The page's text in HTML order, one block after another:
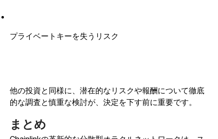
プライベートキーを失うリスク
他の投資と同様に、潜在的なリスクや報酬について徹底
的な調査と慎重な検討が、決定を下す前に重要です。
まとめ